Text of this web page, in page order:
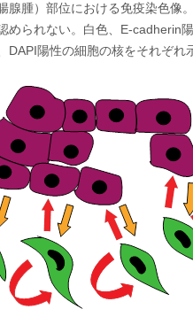
腺腫）部位における免疫染色像
められない。白色、E-cadherin
DAPI陽性の細胞の核をそれぞれ